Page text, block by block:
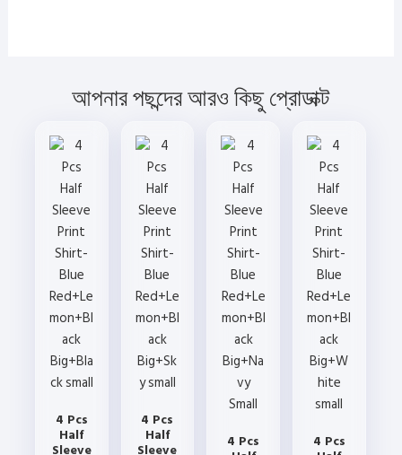
আপনার পছন্দের আরও কিছু প্রোডাক্ট
4 Pcs
Half
Sleeve
4 Pcs
Half
Sleeve 4 Pcs 4 Pcs